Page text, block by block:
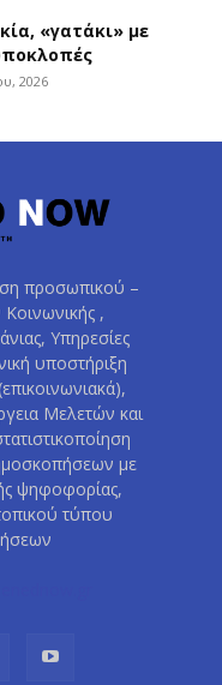
«γατάκι» με
2026
προσωπικού –
,
Υπηρεσίες
υποστήριξη
Μελετών και
με
ψηφοφορίας,
τύπου